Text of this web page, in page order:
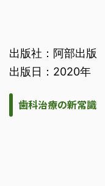
出版社：阿部出版
出版日：2020年
歯科治療の新常識